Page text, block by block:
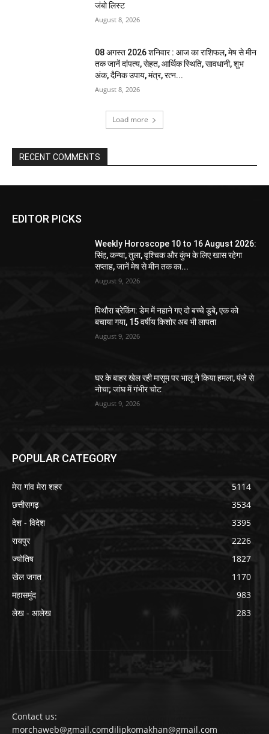
जंबो लिस्ट
August 8, 2026
08 अगस्त 2026 शनिवार : आज का राशिफल, मेष से मीन
तक जानें दांपत्य, सेहत, आर्थिक स्थिति, सावधानी, शुभ
अंक, दैनिक उपाय, मंत्र, रत्न...
August 8, 2026
Load more
RECENT COMMENTS
EDITOR PICKS
Weekly Horoscope 10 to 16 August 2026:
सिंह, कन्या, तुला, वृश्चिक और कुंभ के लिए खास रहेगा
सप्ताह, जानें मेष से मीन तक का...
August 9, 2026
पिथौरा ब्रेकिंग: डेम में नहाने गए दो बच्चे डूबे, एक को
बचाया गया, 15 वर्षीय किशोर अब भी लापता
August 9, 2026
घर के बाहर खेल रही मासूम पर भालू ने किया हमला, पंजे से
नोचा; जांघ में गंभीर चोट
August 9, 2026
POPULAR CATEGORY
मेरा गांव मेरा शहर
5114
छत्तीसगढ़
3534
देश - विदेश
3395
रायपुर
2226
ज्योतिष
1827
खेल जगत
1170
महासमुंद
983
लेख - आलेख
283
Contact us:
morchaweb@gmail.comdilipkomakhan@gmail.com